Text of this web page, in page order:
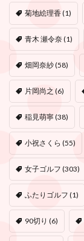
菊地絵理香(1)
青木 瀬令奈(1)
畑岡奈紗(58)
片岡尚之 (6)
稲見萌寧(38)
小祝さくら (55)
女子ゴルフ (303)
ふたりゴルフ (1)
90切り (6)